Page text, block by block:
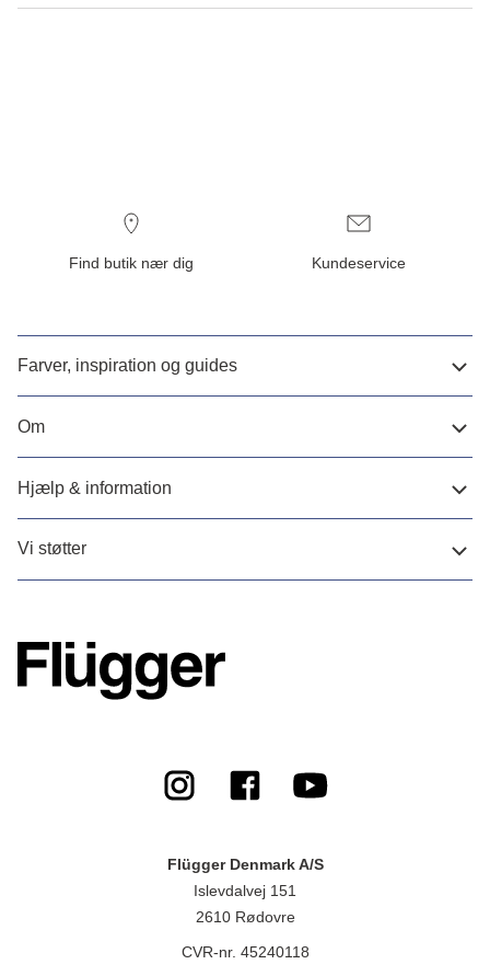
Find butik nær dig Kundeservice
Farver, inspiration og guides
Om
Hjælp & information
Vi støtter
Flügger Denmark A/S
Islevdalvej 151
2610 Rødovre
CVR-nr. 45240118